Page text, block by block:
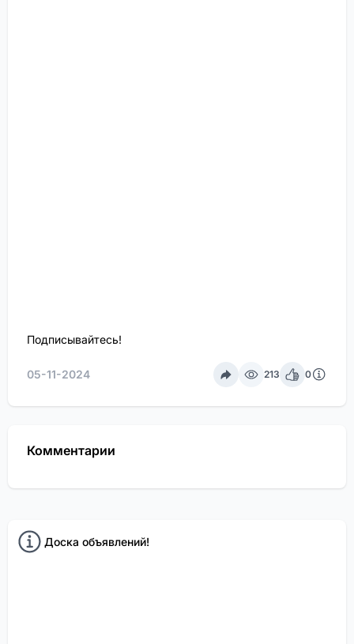
Подписывайтесь!
05-11-2024 213 0
Комментарии
Доска объявлений!